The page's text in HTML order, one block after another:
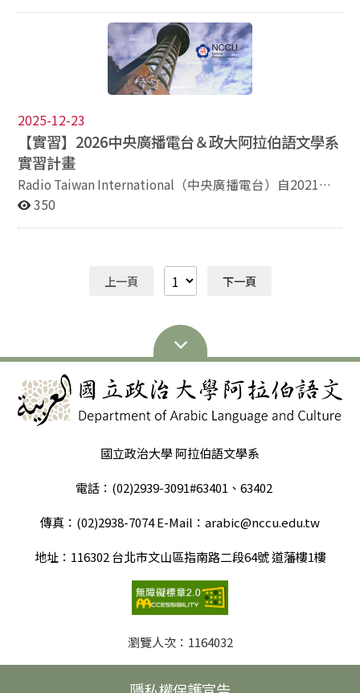
畫有任何問題，歡迎隨時發信寄
至 recruit_ma@cacafly.com 期待你的加入！ ＊欲應徵
者需透過以下連結填寫履歷報名：
https://www.surveycake.com/s/wpkGr
彈性分配（不必樣樣精通，我們更看重你的強項）： 全球
品牌經營： 社群經營、短影音發想、英文成功案例撰寫與
案討論，培養真正的國際視野。 行銷文件從 0 到 1： 參與
行銷素材的全流程製作，累積實戰代表作。 智慧化專案管
理： 使用 CRM 系統進行數據分析、客戶溝通與 ISO9001
文件優化。 應徵條件 對象： 大三（含）以上在校生、研
究生或應屆畢業生。 語言： 英文能力佳（TOEIC 800+ 尤
佳），具備流暢的中英文閱寫能力。 時間： 每週配合至
少 3 天（可實習一學期者優先）。 【加分項目】 具備行
銷、活動企劃實際經驗。 熟悉 AI 工具應用、Canva、剪映
（請至「菁英招募－龍創科技」官網下載）。 近兩年在校
活動的成果報告（佐證執行力）。 流程： 書審通過後將
Email 通知面談，錄取後正式發放聘書並安排入職。 工作
資訊 地點： 新北市三重區興德路 123-7 號 11 樓（贏翼大
樓） 交通： 近捷運先嗇宮站／三重站。 在 LonTrend，你
將獲得： 實作即戰力： 直接參與跨國專案，拒絕打雜式
向，為你的履歷鍍金！ 加入我們，一起在國際舞台上打造
香（Agarwood / Oud）B2B 國際商務開發助理】 我們正
在尋找，具備英文能力，並可使用阿拉伯文者優先的兼職
商務開發助理， 協助進行 沈香（Agarwood / Oud）相關
B2B 國際合作 的前端聯絡與名單確認。 本職務為
B2B（企業對企業）合作支援， 聯絡對象為 已從事沈香
不需推銷、不談價格。 工作內容 • 依指定方向聯絡國內
外 沈香／Oud 相關公司（Email／LinkedIn／文字訊息）
• 以 英文／阿拉伯文 進行初步文字溝通 • 確認對方是否
具 沈香 B2B 合作意願 • 整理聯絡紀錄與回覆重點，交由
主管接手後續 語言能力需求 • 英文：可作為主要工作語
言（必備） • 阿拉伯文：可閱讀或基礎溝通者優先 （不
要求母語，但需能實際使用於文字聯繫） 薪資方式 • 成
• 單月獎金上限：NT$8,000 工作方式 • 在家工作 • 彈
性時間安排 • 不打卡、不計工時 適合對象 • 大學生／研
能以文字清楚溝通、確實回報成果者 • 可獨立完成指定
b2b.recruit.tw@gmail.com 來信請註明： 1. 英文程度 2.
是否具阿拉伯文能力（請簡述程度） 3. 是否曾接觸香品／
天然原料／國際 B2B 相關經驗（如有） 符合需求者將另
行聯繫。 #B2B #沈香 #Agarwood #Oud #國際商務 #外語
兼職 #英文工作 #阿拉伯文 階段一｜有效名單建立
（Stage 1） 成果定義（需全部符合）： • 成功聯絡 公司
窗口（非個人） • 公司性質為 沈香B2B（貿易商／經銷
商／品牌商／通路商） • 對方明確回覆（非自動信） •
表示「可了解合作」或「願意後續聯繫」 交付內容： •
公司名稱 • 聯絡窗口姓名／職稱 • 聯絡方式 • 對方回覆
截圖或信件紀錄 獎金：NT$300／筆 階段二｜合作意向確
認（Stage 2） 成果定義（需全部符合）： • 對方明確表
手後續聯繫 • 非制式回覆（需具體內容） 交付內容： •
對方確認合作意向之文字紀錄 • 重點摘要（1–2 行） 獎
果定義（需全部符合）： • 已完成以下其中一項： •
2025-12-23
【實習】2026中央廣播電台＆政大阿拉伯語文學系
實習計畫
Radio Taiwan International（中央廣播電台）自2021年5
月13日開啟了阿拉伯語臉書粉絲專頁《راديو تايوان
拉伯世界，擴大央廣在國際間的影響力。而隨著全球化與
新媒體時代的來臨，阿拉伯語在國際事務和媒體傳播及文
作為全台唯一培育阿拉伯人才機構，而央廣阿拉伯語扮演
台灣和阿拉伯世界的橋樑，肩負傳達台灣觀點和文化之使
命。 因此雙方協議簽約建立實習合作機制，由央廣提供央
廣阿拉伯語臉書粉絲專頁《راديو تايوان الدولي》作為政大
阿語系學生實習場域，邀請學生擔任線上Rti.Arabic實習
小編，協助發表阿拉伯語貼文和短影音等，徵求資訊如
下： 實習內容：多採遠距模式，由學生提供網路作品，實
習期間央廣不支任何費用 實習成果：期滿後，學生需要提
實習證明書 實習期間：2026年1月1日至2026年12月31日
期：2025/12/31 23:59 請有興趣的同學填寫以下表單：
350
上一頁 下一頁
國立政治大學 阿拉伯語文學系
電話：(02)2939-3091#63401、63402
傳真：(02)2938-7074 E-Mail：arabic@nccu.edu.tw
地址：116302 台北市文山區指南路二段64號 道藩樓1樓
瀏覽人次： 1164032